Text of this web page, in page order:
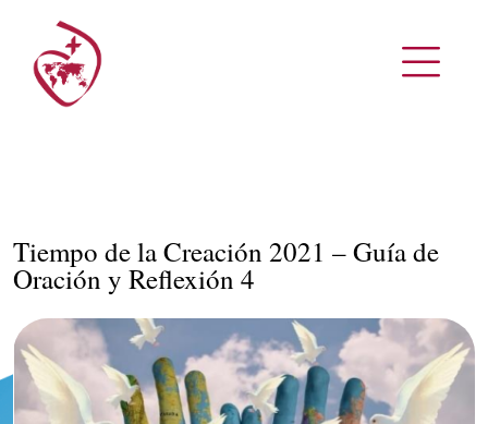
Tiempo de la Creación 2021 – Guía de
Oración y Reflexión 4